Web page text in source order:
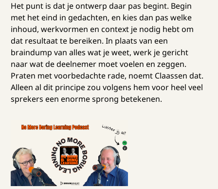
Het punt is dat je ontwerp daar pas begint. Begin
met het eind in gedachten, en kies dan pas welke
inhoud, werkvormen en context je nodig hebt om
dat resultaat te bereiken. In plaats van een
braindump van alles wat je weet, werk je gericht
naar wat de deelnemer moet voelen en zeggen.
Praten met voorbedachte rade, noemt Claassen dat.
Alleen al dit principe zou volgens hem voor heel veel
sprekers een enorme sprong betekenen.